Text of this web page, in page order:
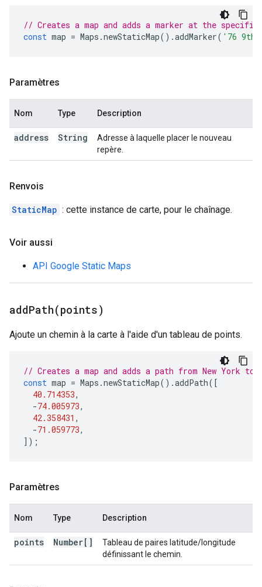
// Creates a map and adds a marker at the
const map = Maps .newStaticMap().addMarker( '76 9th
Paramètres
Nom Type Description
address String
Adresse à laquelle placer le nouveau
repère.
Renvois
StaticMap : cette instance de carte, pour le chaînage.
Voir aussi
API Google Static Maps
addPath(points)
Ajoute un chemin à la carte à l'aide d'un tableau de points.
// Creates a map and adds a path from New York to
const map = Maps .newStaticMap().addPath([
40.714353,
-74.005973,
42.358431 ,
-71.059773,
]);
Paramètres
Nom Type Description
points Number[]
Tableau de paires latitude/longitude
définissant le chemin.